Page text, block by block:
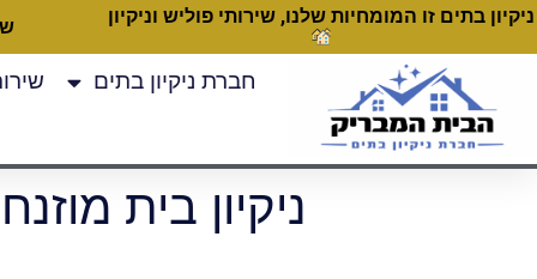
ניקיון בתים זו המומחיות שלנו, שירותי פוליש וניקיון
חברת ניקיון בתים
ניקיון בית מוזנח